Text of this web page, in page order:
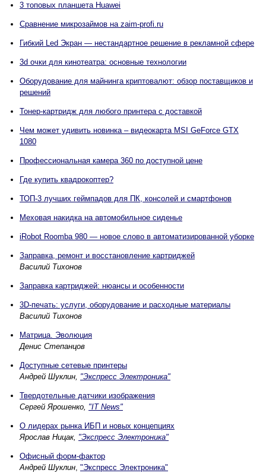
3 топовых планшета Huawei
Сравнение микрозаймов на zaim-profi.ru
Гибкий Led Экран — нестандартное решение в рекламной сфере
3d очки для кинотеатра: основные технологии
Оборудование для майнинга криптовалют: обзор поставщиков и
решений
Тонер-картридж для любого принтера с доставкой
Чем может удивить новинка – видеокарта MSI GeForce GTX
1080
Профессиональная камера 360 по доступной цене
Где купить квадрокоптер?
ТОП-3 лучших геймпадов для ПК, консолей и смартфонов
Меховая накидка на автомобильное сиденье
iRobot Roomba 980 — новое слово в автоматизированной уборке
Заправка, ремонт и восстановление картриджей
Василий Тихонов
Заправка картриджей: нюансы и особенности
3D-печать: услуги, оборудование и расходные материалы
Василий Тихонов
Матрица. Эволюция
Денис Степанцов
Доступные сетевые принтеры
Андрей Шуклин, "Экспресс Электроника"
Твердотельные датчики изображения
Сергей Ярошенко, "IT News"
О лидерах рынка ИБП и новых концепциях
Ярослав Ницак, "Экспресс Электроника"
Офисный форм-фактор
Андрей Шуклин, "Экспресс Электроника"